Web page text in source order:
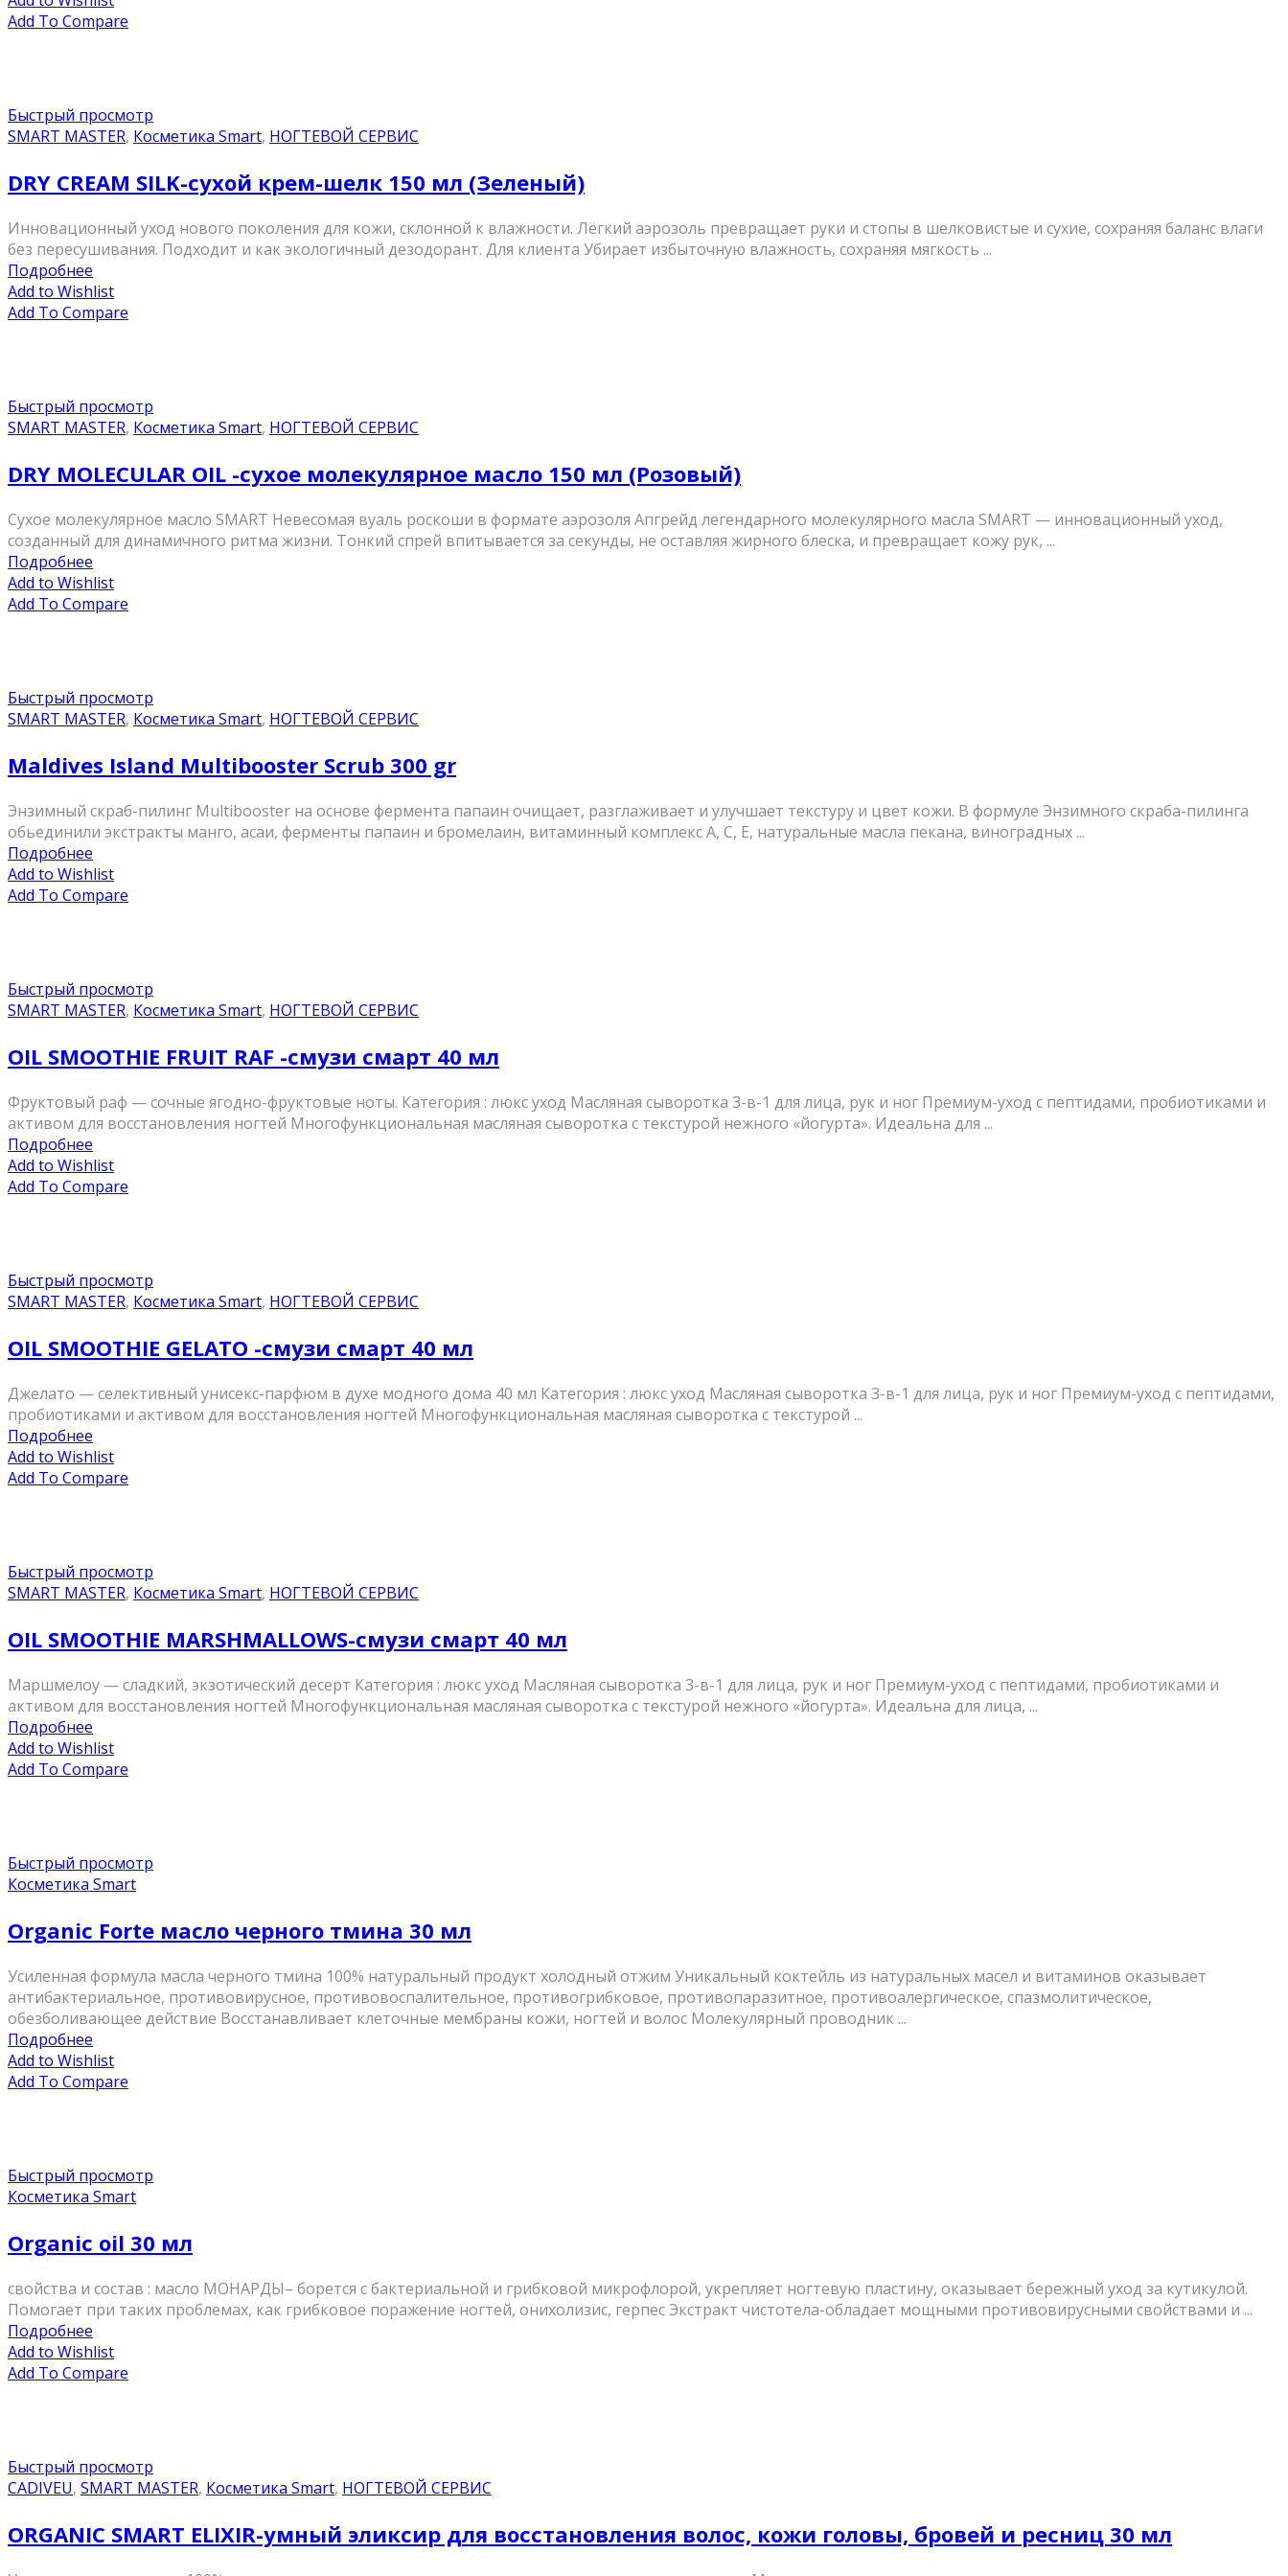
Add To Compare
Быстрый просмотр
SMART MASTER, Косметика Smart, НОГТЕВОЙ СЕРВИС
DRY CREAM SILK-сухой крем-шелк 150 мл (Зеленый)
Инновационный уход нового поколения для кожи, склонной к влажности. Лёгкий аэрозоль превращает руки и стопы в шелковистые и сухие, сохраняя баланс влаги
без пересушивания. Подходит и как экологичный дезодорант. Для клиента Убирает избыточную влажность, сохраняя мягкость ...
Подробнее
Add to Wishlist
Add To Compare
Быстрый просмотр
SMART MASTER, Косметика Smart, НОГТЕВОЙ СЕРВИС
DRY MOLECULAR OIL -сухое молекулярное масло 150 мл (Розовый)
Сухое молекулярное масло SMART Невесомая вуаль роскоши в формате аэрозоля Апгрейд легендарного молекулярного масла SMART — инновационный уход,
созданный для динамичного ритма жизни. Тонкий спрей впитывается за секунды, не оставляя жирного блеска, и превращает кожу рук, ...
Подробнее
Add to Wishlist
Add To Compare
Быстрый просмотр
SMART MASTER, Косметика Smart, НОГТЕВОЙ СЕРВИС
Maldives Island Multibooster Scrub 300 gr
Энзимный скраб-пилинг Multibooster на основе фермента папаин очищает, разглаживает и улучшает текстуру и цвет кожи. В формуле Энзимного скраба-пилинга
обьединили экстракты манго, асаи, ферменты папаин и бромелаин, витаминный комплекс А, С, Е, натуральные масла пекана, виноградных ...
Подробнее
Add to Wishlist
Add To Compare
Быстрый просмотр
SMART MASTER, Косметика Smart, НОГТЕВОЙ СЕРВИС
OIL SMOOTHIE FRUIT RAF -смузи смарт 40 мл
Фруктовый раф — сочные ягодно-фруктовые ноты. Категория : люкс уход Масляная сыворотка 3-в-1 для лица, рук и ног Премиум-уход с пептидами, пробиотиками и
активом для восстановления ногтей Многофункциональная масляная сыворотка с текстурой нежного «йогурта». Идеальна для ...
Подробнее
Add to Wishlist
Add To Compare
Быстрый просмотр
SMART MASTER, Косметика Smart, НОГТЕВОЙ СЕРВИС
OIL SMOOTHIE GELATO -смузи смарт 40 мл
Джелато — селективный унисекс-парфюм в духе модного дома 40 мл Категория : люкс уход Масляная сыворотка 3-в-1 для лица, рук и ног Премиум-уход с пептидами,
пробиотиками и активом для восстановления ногтей Многофункциональная масляная сыворотка с текстурой ...
Подробнее
Add to Wishlist
Add To Compare
Быстрый просмотр
SMART MASTER, Косметика Smart, НОГТЕВОЙ СЕРВИС
OIL SMOOTHIE MARSHMALLOWS-смузи смарт 40 мл
Маршмелоу — сладкий, экзотический десерт Категория : люкс уход Масляная сыворотка 3-в-1 для лица, рук и ног Премиум-уход с пептидами, пробиотиками и
активом для восстановления ногтей Многофункциональная масляная сыворотка с текстурой нежного «йогурта». Идеальна для лица, ...
Подробнее
Add to Wishlist
Add To Compare
Быстрый просмотр
Косметика Smart
Organic Forte масло черного тмина 30 мл
Усиленная формула масла черного тмина 100% натуральный продукт холодный отжим Уникальный коктейль из натуральных масел и витаминов оказывает
антибактериальное, противовирусное, противовоспалительное, противогрибковое, противопаразитное, противоалергическое, спазмолитическое,
обезболивающее действие Восстанавливает клеточные мембраны кожи, ногтей и волос Молекулярный проводник ...
Подробнее
Add to Wishlist
Add To Compare
Быстрый просмотр
Косметика Smart
Organic oil 30 мл
свойства и состав : масло МОНАРДЫ– борется с бактериальной и грибковой микрофлорой, укрепляет ногтевую пластину, оказывает бережный уход за кутикулой.
Помогает при таких проблемах, как грибковое поражение ногтей, онихолизис, герпес Экстракт чистотела-обладает мощными противовирусными свойствами и ...
Подробнее
Add to Wishlist
Add To Compare
Быстрый просмотр
CADIVEU, SMART MASTER, Косметика Smart, НОГТЕВОЙ СЕРВИС
ORGANIC SMART ELIXIR-умный эликсир для восстановления волос, кожи головы, бровей и ресниц 30 мл